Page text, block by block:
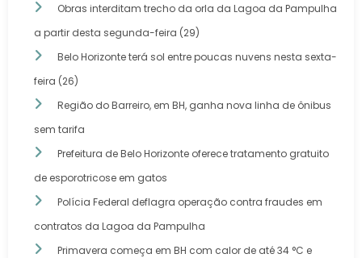
Obras interditam trecho da orla da Lagoa da Pampulha
a partir desta segunda-feira (29)
Belo Horizonte terá sol entre poucas nuvens nesta sexta-
feira (26)
Região do Barreiro, em BH, ganha nova linha de ônibus
sem tarifa
Prefeitura de Belo Horizonte oferece tratamento gratuito
de esporotricose em gatos
Polícia Federal deflagra operação contra fraudes em
contratos da Lagoa da Pampulha
Primavera começa em BH com calor de até 34 °C e